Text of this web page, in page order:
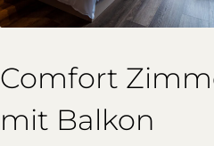
Comfort
mit Balkon